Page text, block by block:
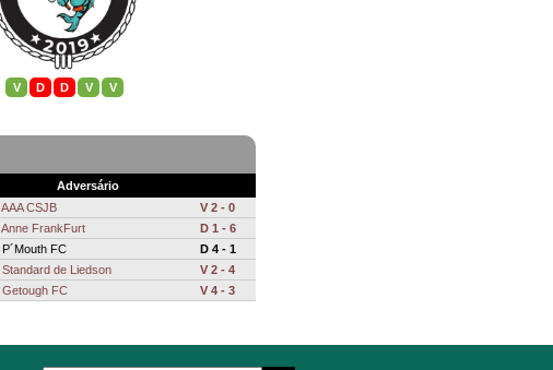
V D D V V
Adversário
AAA CSJB
V 2 - 0
Anne FrankFurt
D 1 - 6
P´Mouth FC
D 4 - 1
Standard de Liedson
V 2 - 4
Getough FC V 4 - 3